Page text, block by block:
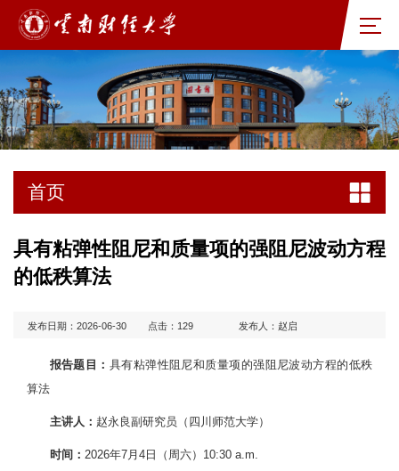
首页
具有粘弹性阻尼和质量项的强阻尼波动方程
的低秩算法
发布日期：2026-06-30 点击： 129 发布人：赵启
报告题目： 具有粘弹性阻尼和质量项的强阻尼波动方程的低秩
算法
主讲人： 赵永良副研究员（四川师范大学）
时间： 2026年7月4日（周六）10:30 a.m.